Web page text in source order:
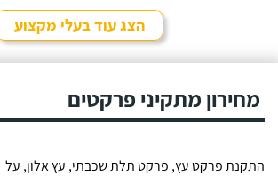
הצג עוד בעלי מקצוע
מחירון מתקיני פרקטים
התקנת פרקט עץ, פרקט תלת שכבתי, עץ אלון, על